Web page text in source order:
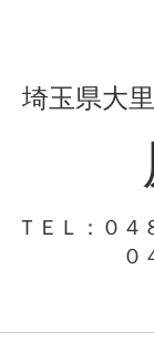
埼玉県大
ＴＥＬ：０
０